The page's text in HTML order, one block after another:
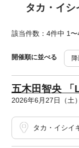
タカ・イ
該当件数：4件中 1〜
開催順に並べる
五木田智央 「
2026年6月27日（土
タカ・イシイ